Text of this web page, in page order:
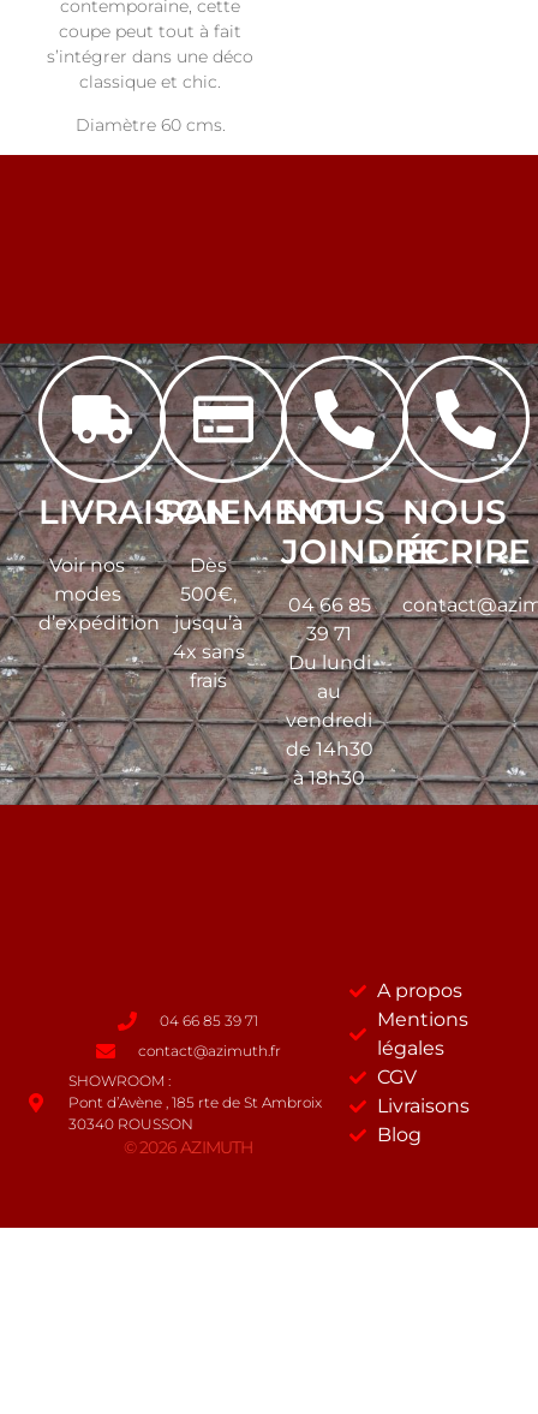
contemporaine, cette
coupe peut tout à fait
s’intégrer dans une déco
classique et chic.
Diamètre 60 cms.
LIVRAISON
Voir nos
modes
d’expédition
PAIEMENT
Dès
500€,
jusqu’à
4x sans
frais
NOUS
JOINDRE
04 66 85
39 71
Du lundi
au
vendredi
de 14h30
à 18h30
NOUS
ÉCRIRE
04 66 85 39 71
contact@azimuth.fr
SHOWROOM :
Pont d’Avène , 185 rte de St Ambroix
30340 ROUSSON
© 2026 AZIMUTH
A propos
Mentions
légales
CGV
Livraisons
Blog